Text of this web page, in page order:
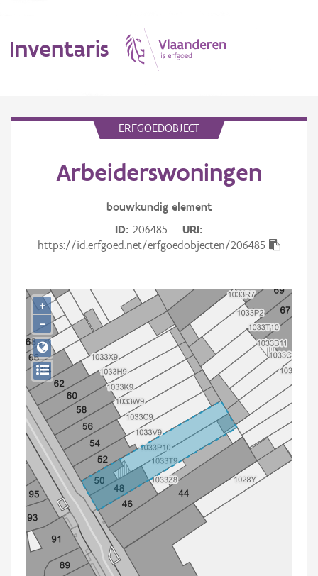
Inventaris
Erfgoedobject
Gebeurtenis
Persoon of collectief
Downloads
Hergebruik
Aanmelden
ERFGOEDOBJECT
Arbeiderswoningen
bouwkundig element
ID 206485
URI
https://id.erfgoed.net/erfgoedobjecten/206485
+
−